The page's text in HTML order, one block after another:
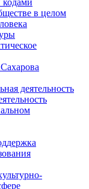
в целом
деятельность